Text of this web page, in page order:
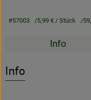
Rezeptarchiv
#57003 5,99 €/ Stück
Info
Info